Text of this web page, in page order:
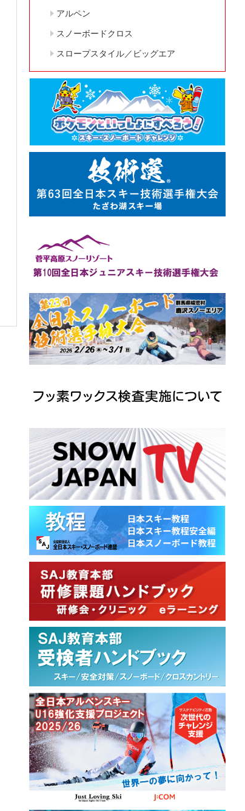
アルペン
スノーボードクロス
スロープスタイル／ビッグエア